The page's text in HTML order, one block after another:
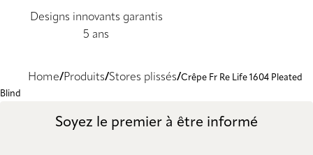
Designs innovants garantis
5 ans
Home Produits Stores plissés Crêpe Fr Re Life 1604 Pleated
Blind
Soyez le premier à être informé